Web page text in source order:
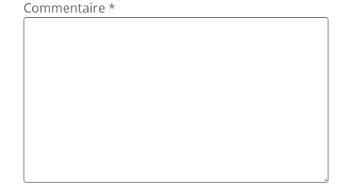
Commentaire *